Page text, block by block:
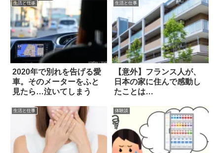
生活と仕事
2020年で別れを告げる愛
車。そのメーターをふと
見たら…泣いてしまう
生活と仕事
【意外】フランス人が、
日本の家に住んで感動し
たことは…
生活と仕事 体験談